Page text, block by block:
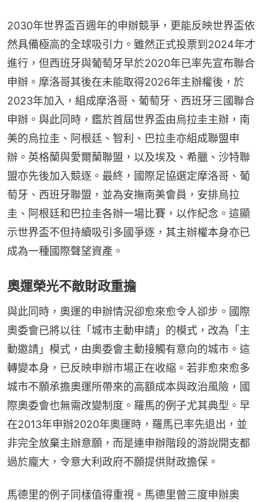
2030年世界盃百週年的申辦競爭，更能反映世界盃依
然具備極高的全球吸引力。雖然正式投票到2024年才
進行，但西班牙與葡萄牙早於2020年已率先宣布聯合
申辦。摩洛哥其後在未能取得2026年主辦權後，於
2023年加入，組成摩洛哥、葡萄牙、西班牙三國聯合
申辦。與此同時，鑑於首屆世界盃由烏拉圭主辦，南
美的烏拉圭、阿根廷、智利、巴拉圭亦組成聯盟申
辦。英格蘭與愛爾蘭聯盟，以及埃及、希臘、沙特聯
盟亦先後加入競逐。最終，國際足協選定摩洛哥、葡
萄牙、西班牙聯盟，並為安撫南美會員，安排烏拉
圭、阿根廷和巴拉圭各辦一場比賽，以作紀念。這顯
示世界盃不但持續吸引多國爭逐，其主辦權本身亦已
成為一種國際聲望資產。
奧運榮光不敵財政重擔
與此同時，奧運的申辦情況卻愈來愈令人卻步。國際
奧委會已將以往「城市主動申請」的模式，改為「主
動邀請」模式，由奧委會主動接觸有意向的城市。這
轉變本身，已反映申辦市場正在收縮。若非愈來愈多
城市不願承擔奧運所帶來的高額成本與政治風險，國
際奧委會也無需改變制度。羅馬的例子尤其典型。早
在2013年申辦2020年奧運時，羅馬已率先退出，並
非完全放棄主辦意願，而是連申辦階段的游說開支都
過於龐大，令意大利政府不願提供財政擔保。
馬德里的例子同樣值得重視。馬德里曾三度申辦奧